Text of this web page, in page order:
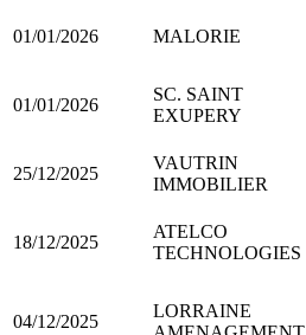
01/01/2026 MALORIE
01/01/2026
SC. SAINT
EXUPERY
25/12/2025
VAUTRIN
IMMOBILIER
18/12/2025
ATELCO
TECHNOLOGIES
04/12/2025
LORRAINE